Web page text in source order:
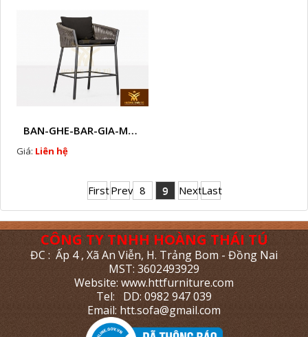
BAN-GHE-BAR-GIA-MAY -HTT-GQA22
Giá: Liên hệ
FirstPrev 8 9 NextLast
CÔNG TY TNHH HOÀNG THÁI TÚ
ĐC : Ấp 4 , Xã An Viễn, H. Trảng Bom - Đồng Nai
MST: 3602493929
Website: www.httfurniture.com
Tel: DD: 0982 947 039
Email: htt.sofa@gmail.com